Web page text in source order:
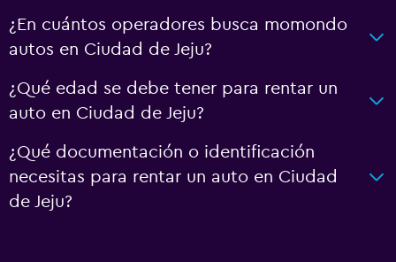
¿En cuántos operadores busca momondo
autos en Ciudad de Jeju?
¿Qué edad se debe tener para rentar un
auto en Ciudad de Jeju?
¿Qué documentación o identificación
necesitas para rentar un auto en Ciudad
de Jeju?